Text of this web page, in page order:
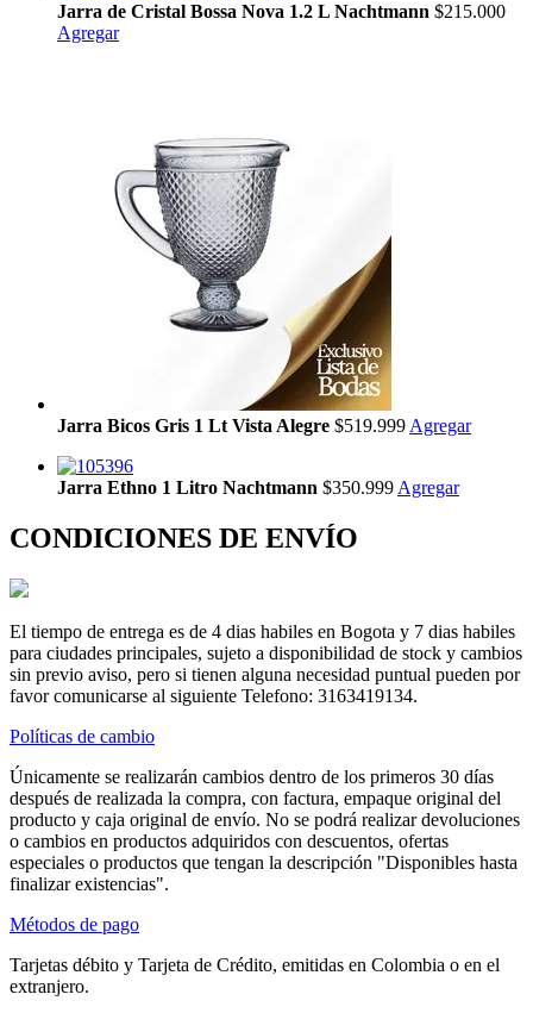
Jarra de Cristal Bossa Nova 1.2 L Nachtmann $215.000
Agregar
Jarra Bicos Gris 1 Lt Vista Alegre $519.999 Agregar
Jarra Ethno 1 Litro Nachtmann $350.999 Agregar
CONDICIONES DE ENVÍO
El tiempo de entrega es de 4 dias habiles en Bogota y 7 dias habiles
para ciudades principales, sujeto a disponibilidad de stock y cambios
sin previo aviso, pero si tienen alguna necesidad puntual pueden por
favor comunicarse al siguiente Telefono: 3163419134.
Políticas de cambio
Únicamente se realizarán cambios dentro de los primeros 30 días
después de realizada la compra, con factura, empaque original del
producto y caja original de envío. No se podrá realizar devoluciones
o cambios en productos adquiridos con descuentos, ofertas
especiales o productos que tengan la descripción "Disponibles hasta
finalizar existencias".
Métodos de pago
Tarjetas débito y Tarjeta de Crédito, emitidas en Colombia o en el
extranjero.